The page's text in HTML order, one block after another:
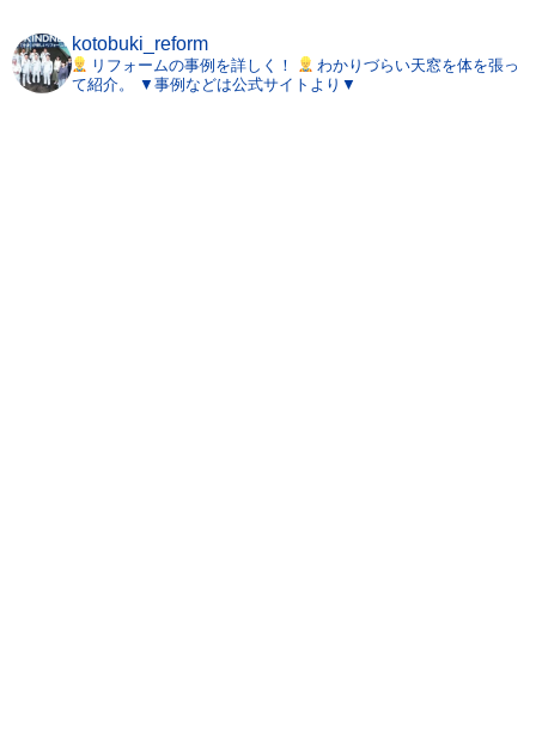
kotobuki_reform
リフォームの事例を詳しく！
わかりづらい天窓を体を張っ
て紹介。
▼事例などは公式サイトより▼